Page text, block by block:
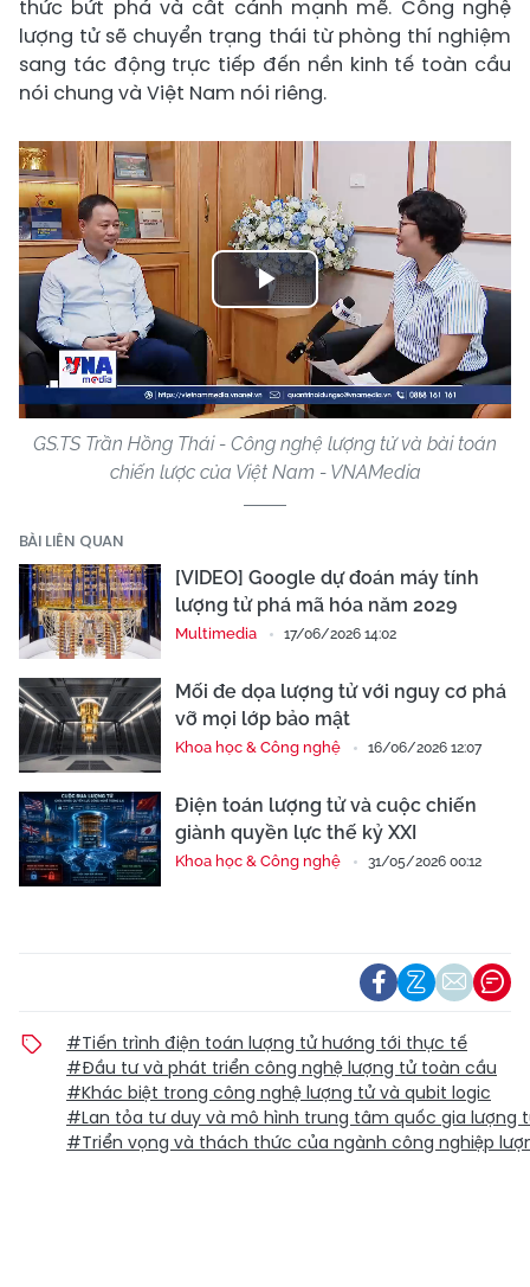
thức bứt phá và cất cánh mạnh mẽ. Công nghệ
lượng tử sẽ chuyển trạng thái từ phòng thí nghiệm
sang tác động trực tiếp đến nền kinh tế toàn cầu
nói chung và Việt Nam nói riêng.
Play
Video
GS.TS Trần Hồng Thái - Công nghệ lượng tử và bài toán
chiến lược của Việt Nam - VNAMedia
BÀI LIÊN QUAN
[VIDEO] Google dự đoán máy tính
lượng tử phá mã hóa năm 2029
Multimedia 17/06/2026 14:02
Mối đe dọa lượng tử với nguy cơ phá
vỡ mọi lớp bảo mật
Khoa học & Công nghệ 16/06/2026 12:07
Điện toán lượng tử và cuộc chiến
giành quyền lực thế kỷ XXI
Khoa học & Công nghệ 31/05/2026 00:12
#Tiến trình điện toán lượng tử hướng tới thực tế
#Đầu tư và phát triển công nghệ lượng tử toàn cầu
#Khác biệt trong công nghệ lượng tử và qubit logic
#Lan tỏa tư duy và mô hình trung tâm quốc gia lượng
#Triển vọng và thách thức của ngành công nghiệp